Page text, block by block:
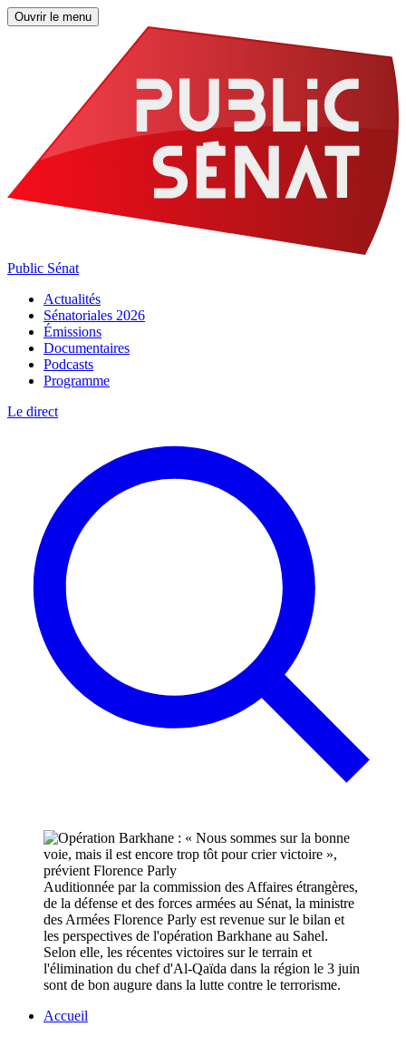
Ouvrir le menu
Public Sénat
Actualités
Sénatoriales 2026
Émissions
Documentaires
Podcasts
Programme
Le direct
Auditionnée par la commission des Affaires étrangères,
de la défense et des forces armées au Sénat, la ministre
des Armées Florence Parly est revenue sur le bilan et
les perspectives de l'opération Barkhane au Sahel.
Selon elle, les récentes victoires sur le terrain et
l'élimination du chef d'Al-Qaïda dans la région le 3 juin
sont de bon augure dans la lutte contre le terrorisme.
Accueil